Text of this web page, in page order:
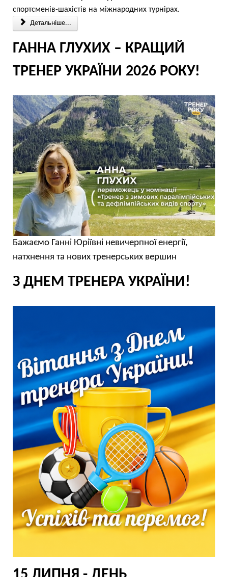
спортсменів-шахістів на міжнародних турнірах.
Детальніше...
ГАННА ГЛУХИХ – КРАЩИЙ
ТРЕНЕР УКРАЇНИ 2026 РОКУ!
Бажаємо Ганні Юріївні невичерпної енергії,
натхнення та нових тренерських вершин
З ДНЕМ ТРЕНЕРА УКРАЇНИ!